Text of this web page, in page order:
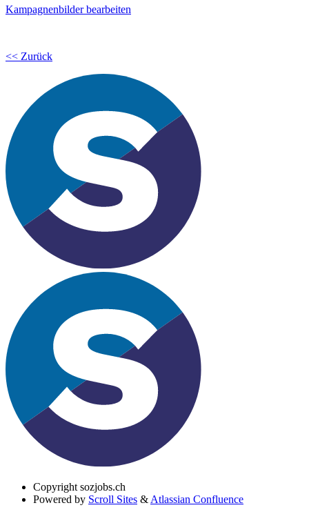
Kampagnenbilder bearbeiten
<< Zurück
Copyright sozjobs.ch
Powered by Scroll Sites &Atlassian Confluence